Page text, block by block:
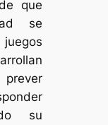
que
se
su